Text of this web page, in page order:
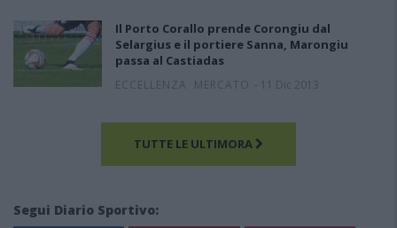
Il Porto Corallo prende Corongiu dal
Selargius e il portiere Sanna, Marongiu
passa al Castiadas
ECCELLENZA MERCATO 11 Dic 2013
TUTTE LE ULTIMORA
Segui Diario Sportivo: